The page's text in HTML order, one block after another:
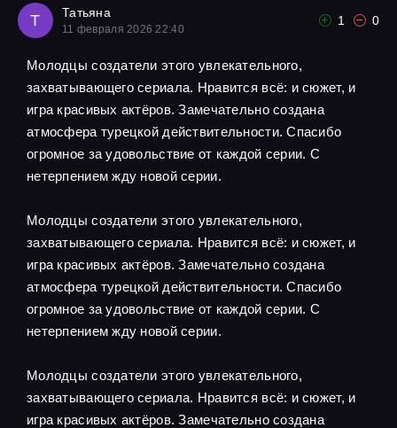
Т Татьяна
11 февраля 2026 22:40
1 0
Молодцы создатели этого увлекательного,
захватывающего сериала. Нравится всё: и сюжет, и
игра красивых актёров. Замечательно создана
атмосфера турецкой действительности. Спасибо
огромное за удовольствие от каждой серии. С
нетерпением жду новой серии.
Молодцы создатели этого увлекательного,
захватывающего сериала. Нравится всё: и сюжет, и
игра красивых актёров. Замечательно создана
атмосфера турецкой действительности. Спасибо
огромное за удовольствие от каждой серии. С
нетерпением жду новой серии.
Молодцы создатели этого увлекательного,
захватывающего сериала. Нравится всё: и сюжет, и
игра красивых актёров. Замечательно создана